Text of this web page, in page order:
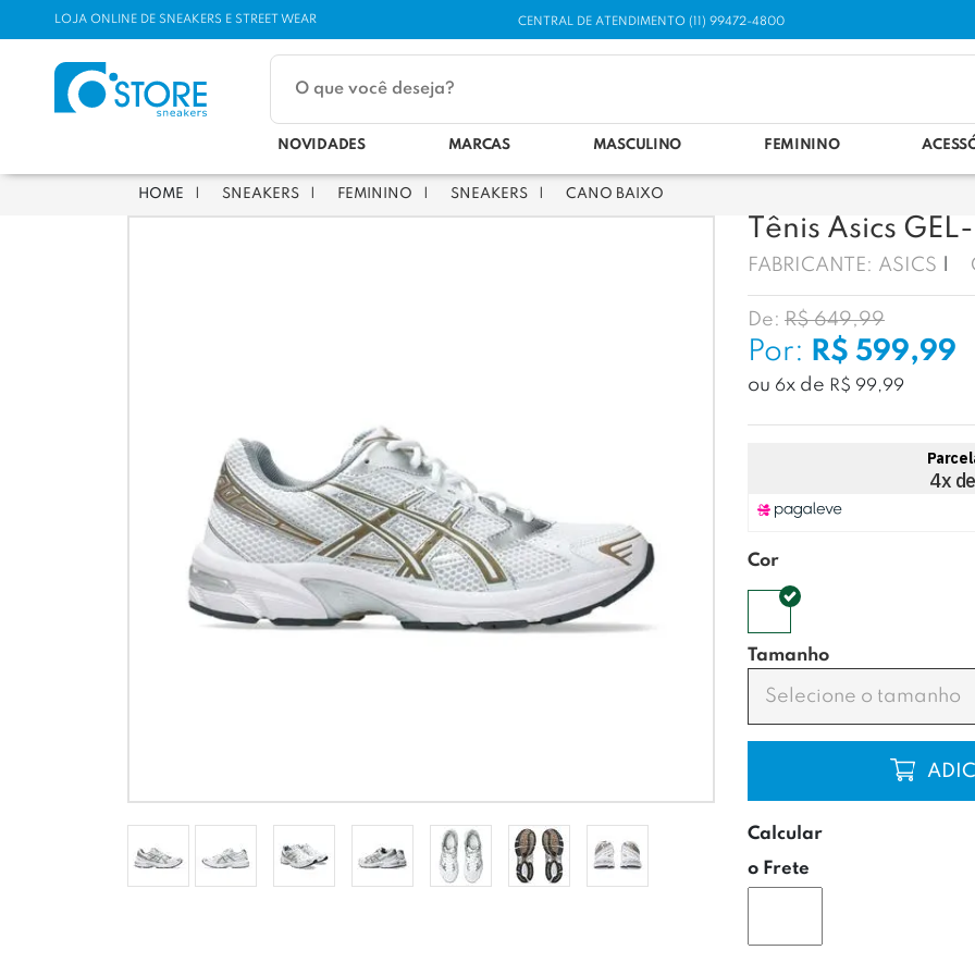
LOJA ONLINE DE SNEAKERS E STREET WEAR CENTRAL DE ATENDIMENTO (11) 99472-4800
NOVIDADES MARCAS MASCULINO FEMININO
SNEAKERS FEMININO SNEAKERS CANO BAIXO
Tênis Asics
FABRICANTE: ASICS
De: R$ 649,99
Por: R$ 599,99
ou 6x de R$ 99,99
Cor
Tamanho
Selecione o tamanho
Calcular
o Frete